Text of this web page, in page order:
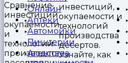
Онлайн
Аптеки
Автомойки
Пиццерии
Агентства
Сравнение
инвестиций,
окупаемости
и
технологий
производства